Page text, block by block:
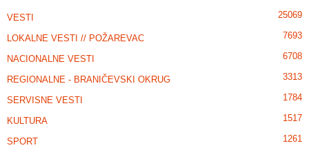
VESTI 25069
LOKALNE VESTI // POŽAREVAC 7693
NACIONALNE VESTI 6708
REGIONALNE - BRANIČEVSKI OKRUG 3313
SERVISNE VESTI 1784
KULTURA 1517
SPORT 1261